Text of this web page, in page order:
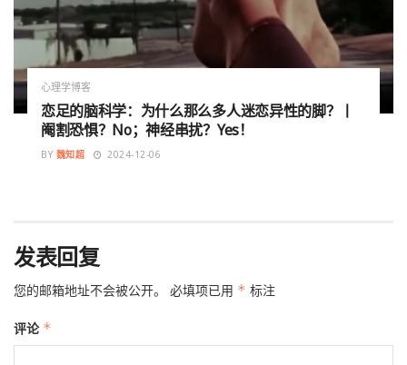
心理学博客
恋足的脑科学：为什么那么多人迷恋异性的脚？丨
阉割恐惧？No；神经串扰？Yes！
BY 魏知超 2024-12-06
发表回复
您的邮箱地址不会被公开。 必填项已用 * 标注
评论 *